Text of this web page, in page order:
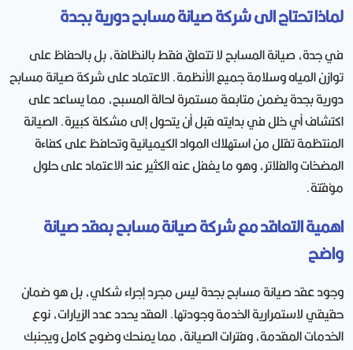
لماذا تحتاج الى شركة صيانة مسابح دورية بجدة
في جدة، صيانة المسابح لا تتعلق فقط بالنظافة، بل بالحفاظ على
توازن المياه وسلامة جميع الأنظمة. الاعتماد على شركة صيانة مسابح
دورية بجدة يضمن متابعة مستمرة لحالة المسبح، مما يساعد على
اكتشاف أي خلل في بدايته قبل أن يتحول إلى مشكلة كبيرة. الصيانة
المنتظمة تقلل من استهلاك المواد الكيميائية وتحافظ على كفاءة
المضخات والفلاتر، وهو ما يغفل عنه الكثير عند الاعتماد على حلول
مؤقتة.
اهمية التعاقد مع شركة صيانة مسابح بعقد صيانة
واضح
وجود عقد صيانة مسابح بجدة ليس مجرد إجراء شكلي، بل هو ضمان
حقيقي لاستمرارية الخدمة وجودتها. العقد يحدد عدد الزيارات، نوع
الخدمات المقدمة، وفترات الصيانة، مما يمنحك وضوح كامل ويجنبك